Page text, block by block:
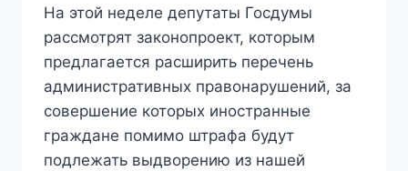
На этой неделе депутаты Госдумы
рассмотрят законопроект, которым
предлагается расширить перечень
административных правонарушений, за
совершение которых иностранные
граждане помимо штрафа будут
подлежать выдворению из нашей